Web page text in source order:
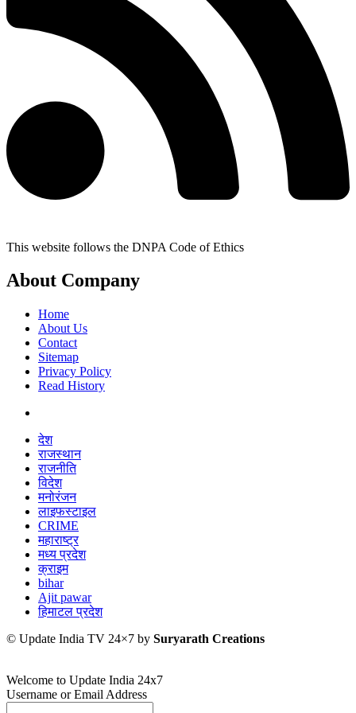
This website follows the DNPA Code of Ethics
About Company
Home
About Us
Contact
Sitemap
Privacy Policy
Read History
देश
राजस्थान
राजनीति
विदेश
मनोरंजन
लाइफस्टाइल
CRIME
महाराष्ट्र
मध्य प्रदेश
क्राइम
bihar
Ajit pawar
हिमाटल प्रदेश
© Update India TV 24×7 by Suryarath Creations
Welcome to Update India 24x7
Username or Email Address